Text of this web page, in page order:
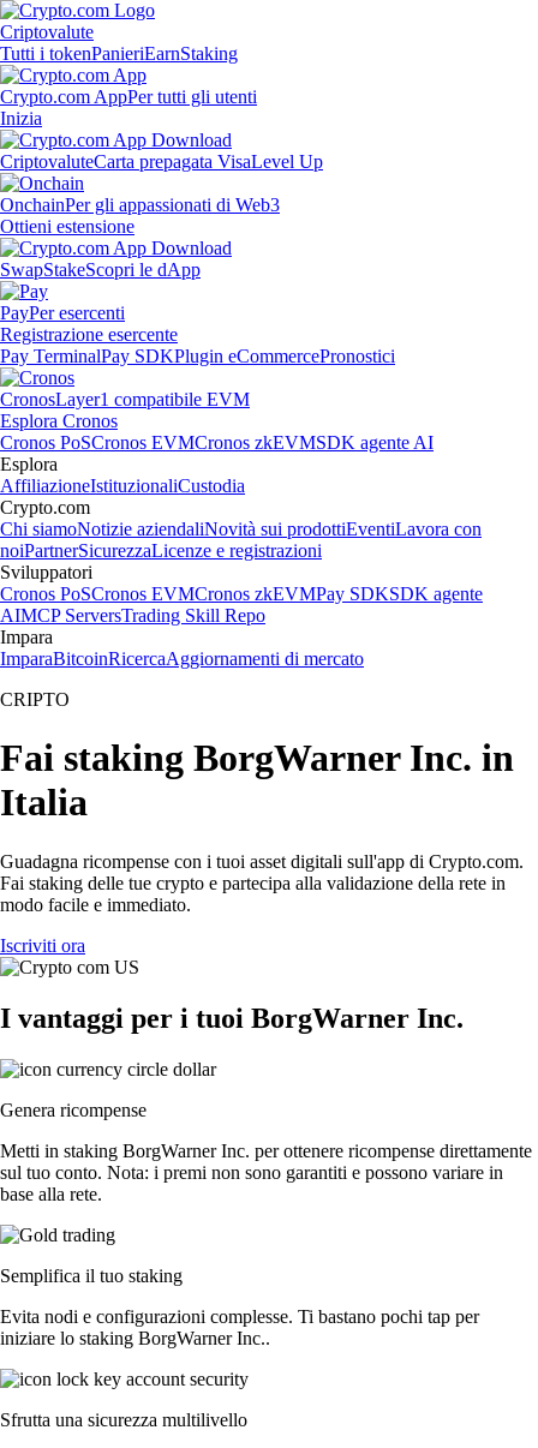
Criptovalute
Tutti i tokenPanieriEarnStaking
Crypto.com AppPer tutti gli utenti
Inizia
CriptovaluteCarta prepagata VisaLevel Up
OnchainPer gli appassionati di Web3
Ottieni estensione
SwapStakeScopri le dApp
PayPer esercenti
Registrazione esercente
Pay TerminalPay SDKPlugin eCommercePronostici
CronosLayer1 compatibile EVM
Esplora Cronos
Cronos PoSCronos EVMCronos zkEVMSDK agente AI
Esplora
AffiliazioneIstituzionaliCustodia
Crypto.com
Chi siamoNotizie aziendaliNovità sui prodottiEventiLavora con
noiPartnerSicurezzaLicenze e registrazioni
Sviluppatori
Cronos PoSCronos EVMCronos zkEVMPay SDKSDK agente
AIMCP ServersTrading Skill Repo
Impara
ImparaBitcoinRicercaAggiornamenti di mercato
CRIPTO
Fai staking BorgWarner Inc. in
Italia
Guadagna ricompense con i tuoi asset digitali sull'app di Crypto.com.
Fai staking delle tue crypto e partecipa alla validazione della rete in
modo facile e immediato.
Iscriviti ora
I vantaggi per i tuoi BorgWarner Inc.
Genera ricompense
Metti in staking BorgWarner Inc. per ottenere ricompense direttamente
sul tuo conto. Nota: i premi non sono garantiti e possono variare in
base alla rete.
Semplifica il tuo staking
Evita nodi e configurazioni complesse. Ti bastano pochi tap per
iniziare lo staking BorgWarner Inc..
Sfrutta una sicurezza multilivello